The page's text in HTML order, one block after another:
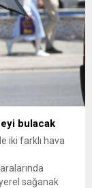
bulacak
iki farklı hava
sağanak